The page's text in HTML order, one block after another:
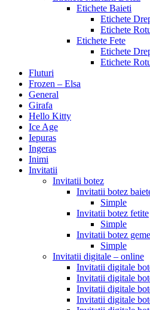
Etichete Baieti
Etichete
Etichete
Etichete Fete
Etichete
Etichete
Fluturi
Frozen – Elsa
General
Girafa
Hello Kitty
Ice Age
Iepuras
Ingeras
Inimi
Invitatii
Invitatii botez
Invitatii botez
Simple
Invitatii botez fetite
Simple
Invitatii botez
Simple
Invitatii digitale – online
Invitatii digitale
Invitatii digitale
Invitatii digitale
Invitatii digitale